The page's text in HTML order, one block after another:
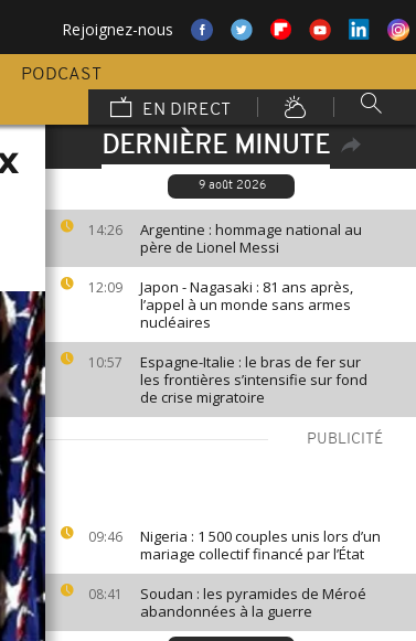
Rejoignez-nous
PODCAST
EN DIRECT
DERNIÈRE MINUTE
9 août 2026
14:26
Argentine : hommage national au
père de Lionel Messi
12:09
Japon - Nagasaki : 81 ans après,
l’appel à un monde sans armes
nucléaires
10:57
Espagne-Italie : le bras de fer sur
les frontières s’intensifie sur fond
de crise migratoire
PUBLICITÉ
09:46
Nigeria : 1 500 couples unis lors d’un
mariage collectif financé par l’État
08:41
Soudan : les pyramides de Méroé
abandonnées à la guerre